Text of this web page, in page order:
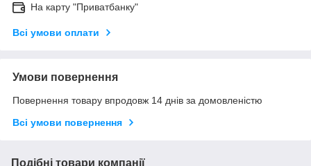
На карту "Приватбанку"
Всі умови оплати
Умови повернення
Повернення товару впродовж 14 днів за домовленістю
Всі умови повернення
Подібні товари компанії